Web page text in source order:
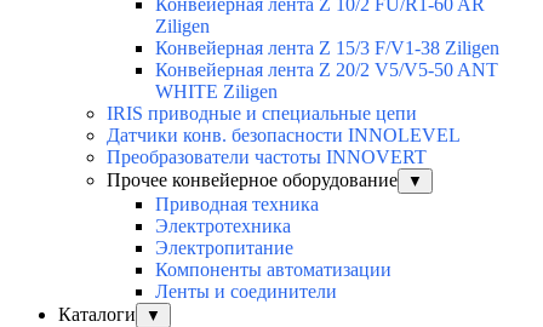
Конвейерная лента Z 10/2 FU/R1-60 AR
Ziligen
Конвейерная лента Z 15/3 F/V1-38 Ziligen
Конвейерная лента Z 20/2 V5/V5-50 ANT
WHITE Ziligen
IRIS приводные и специальные цепи
Датчики конв. безопасности INNOLEVEL
Преобразователи частоты INNOVERT
Прочее конвейерное оборудование
▼
Приводная техника
Электротехника
Электропитание
Компоненты автоматизации
Ленты и соединители
Каталоги
▼